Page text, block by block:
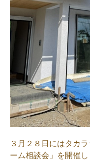
３月２８日にはタカ
ーム相談会」を開催し